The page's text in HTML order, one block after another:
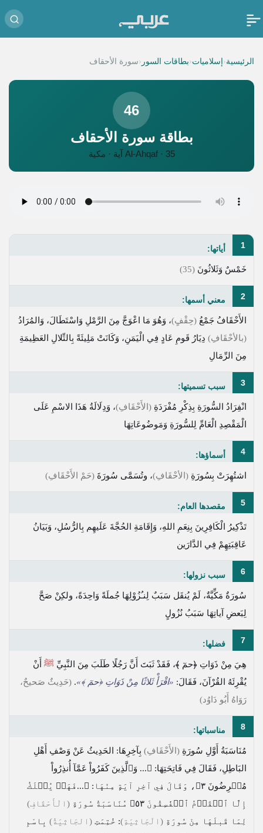
الرئيسية‹ إسلاميات‹بطاقات السور ‹سورة الأحقاف
46
بطاقة سورة الأحقاف
Al-Ahqaf · 35 آية · مكية
1 أياتها:
خَمْسٌ وَثَلاثُونَ (35)
2 معني أسمها:
الأَحْقَافُ جَمْعُ (حِقْفٍ)، وَهُوَ مَا اعْوَجَّ مِنَ الرَّمْلِ وَاسْتَطَالَ، وَالمُرَادُ
(بالأحْقَافِ) دِيَارُ قَومِ عَادٍ فِي الْيَمَنِ، وَكَانَتْ مَلِيئَةً بِالتِّلالِ العَظِيمَةِ
مِنَ الرِّمَالِ
3 سبب تسميتها:
انْفِرَادُ السُّورَةِ بِذِكْرِ مُفْرَدَةِ (الأَحْقَافِ)، وَدِلَالَةُ هَذَا الاسْمِ عَلَى
الْمَقْصِدِ الْعَامِّ لِلسُّورَةِ وَمَوضُوعَاتِهَا
4 أسماؤها:
اشتُهِرَتْ بِسُورَةِ (الأحْقَافِ)، وتُسَمَّى سُورَةَ (حَمْ الأَحْقَافِ)
5 مقصدها العام:
تَذْكِيرُ الْكَافِرِينَ بِنِعَمِ اللهِ، وَإِقَامَةِ الحُجَّةَ عَلَيهِم بِالرُّسُلِ، وَبَيَانُ
عَاقِبَتِهِمْ فِي الدَّارَين
6 سبب نزولها:
سُورَةٌ مَكِّيَّةٌ، لَمْ يُنقَل سَبَبٌ لِنـُزُوْلِهَا جُملَةً وَاحِدَةً، ولكِنْ صَحَّ
لِبَعضِ آياتِهَا سَبَبُ نُزُولٍ
7 فضلها:
هِيَ مِنْ ذَوَاتِ ﴿حمٓ ﴾، فَقَدْ ثَبَتَ أَنَّ رَجُلًا طَلَبَ مِنَ النَّبِيِّ ﷺ أَنْ
يُقْرِئَهُ القُرْآنَ، فَقَالَ: «اقْرَأْ ثَلاثًا مِنْ ذَوَاتِ﴿حمٓ ﴾»
. (حَدِيثٌ صَحيحٌ،
رَوَاهُ أَبُو دَاوُد)
8 مناسباتها:
مُنَاسَبَةُ أَوَّلِ سُورَةِ (الأَحْقَافِ) بِآخِرِهَا: الحَدِيثُ عَنْ وَصْفِ أَهْلِ
البَاطِلِ، فَقَالَ فِي فَاتِحَتِهَا: ﴿... وَٱلَّذِينَ كَفَرُواْ عَمَّآ أُنذِرُواْ
مُعۡرِضُونَ ٣﴾
، وَقَالَ فِي آخِرِ آيَةٍ مِنْهَا: ﴿...فَهَلۡ يُهۡلَكُ
إِلَّا ٱلۡقَوۡمُ ٱلۡفَٰسِقُونَ ٥٣﴾
مُنَاسَبَةُ سُورَةِ (الْأَحْقَافِ)
لِمَا قَبلَهَا مِنْ سُورَةِ (الْجَاثِيَةِ): خُتِمَتِ (الجَاثِيَةُ) بِاسْمِ